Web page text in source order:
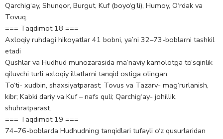
Qarchig‘ay, Shunqor, Burgut, Kuf (boyo‘g‘li), Humoy, O‘rdak va
Tovuq.
=== Taqdimot 18 ===
Axloqiy ruhdagi hikoyatlar 41 bobni, ya’ni 32–73-boblarni tashkil
etadi
Qushlar va Hudhud munozarasida ma’naviy kamolotga to‘sqinlik
qiluvchi turli axloqiy illatlarni tanqid ostiga olingan.
To‘ti- xudbin, shaxsiyatparast; Tovus va Tazarv- mag‘rurlanish,
kibr; Kabki dariy va Kuf – nafs quli; Qarchig‘ay- johillik,
shuhratparast.
=== Taqdimot 19 ===
74–76-boblarda Hudhudning tanqidlari tufayli o‘z qusurlaridan